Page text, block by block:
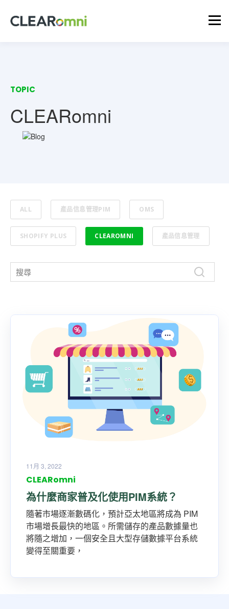
TOPIC
CLEARomni
ALL 產品信息管理PIM OMS
SHOPIFY PLUS CLEAROMNI 產品信息管理
11月 3, 2022
CLEARomni
為什麼商家普及化使用PIM系統？
隨著市場逐漸數碼化，預計亞太地區將成為 PIM
市場增長最快的地區。所需儲存的產品數據量也
將隨之增加，一個安全且大型存儲數據平台系統
變得至關重要，